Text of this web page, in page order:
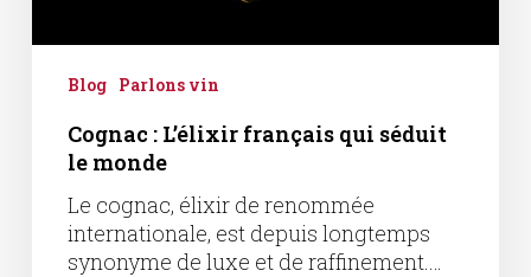
Blog Parlons vin
Cognac : L’élixir français qui séduit
le monde
Le cognac, élixir de renommée
internationale, est depuis longtemps
synonyme de luxe et de raffinement.…